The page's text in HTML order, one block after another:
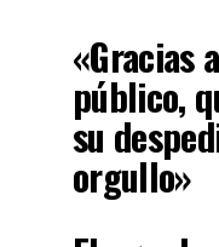
«Gracias
público,
su
orgullo»